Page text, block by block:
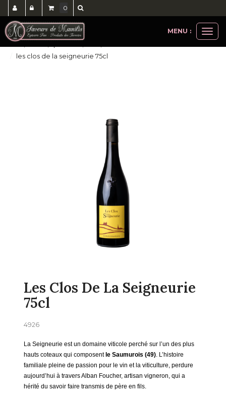
le
MENU :
cave, bières, spiritueux, softs, cocktails
les clos de la seigneurie 75cl
Les Clos De La Seigneurie
75cl
4926
La Seigneurie est un domaine viticole perché sur l’un des plus
hauts coteaux qui composentle Saumurois (49) . L’histoire
familiale pleine de passion pour le vin et la viticulture, perdure
aujourd’hui à travers Alban Foucher, artisan vigneron, qui a
hérité du savoir faire transmis de père en fils.
0